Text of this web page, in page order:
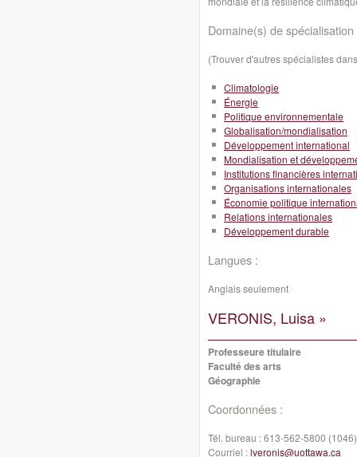
Domaine(s) de spécialisation
(Trouver d'autres spécialistes
Climatologie
Énergie
Politique environnementale
Globalisation/mondialisation
Développement international
Mondialisation et
Institutions financières
Organisations internationales
Économie politique
Relations internationales
Développement durable
Langues :
Anglais seulement
VERONIS, Luisa »
Professeure titulaire
Faculté des arts
Géographie
Coordonnées :
Tél. bureau :613-562-5800 (1046)
Courriel :lveronis@uottawa.ca